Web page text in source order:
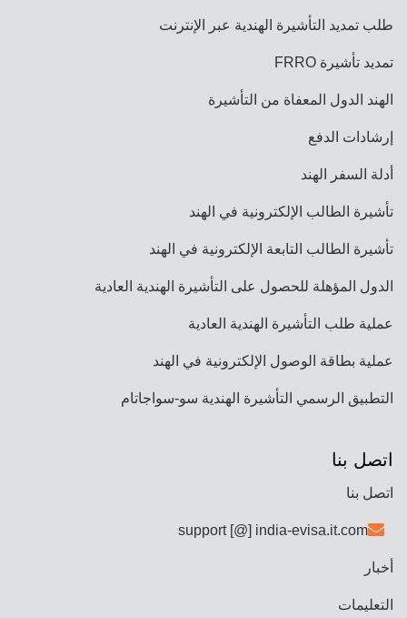
طلب تمديد التأشيرة الهندية عبر الإنترنت
تمديد تأشيرة FRRO
الهند الدول المعفاة من التأشيرة
إرشادات الدفع
أدلة السفر الهند
تأشيرة الطالب الإلكترونية في الهند
تأشيرة الطالب التابعة الإلكترونية في الهند
الدول المؤهلة للحصول على التأشيرة الهندية العادية
عملية طلب التأشيرة الهندية العادية
عملية بطاقة الوصول الإلكترونية في الهند
التطبيق الرسمي التأشيرة الهندية سو-سواجاتام
اتصل بنا
اتصل بنا
support [@] india-evisa.it.com
أخبار
التعليمات